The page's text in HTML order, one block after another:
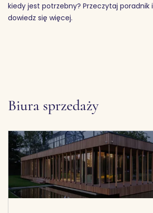
kiedy jest potrzebny? Przeczytaj poradnik i
dowiedz się więcej.
Biura sprzedaży